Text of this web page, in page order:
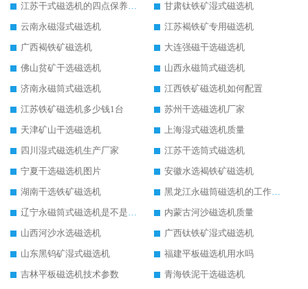
江苏干式磁选机的四点保养秘籍
甘肃钛铁矿湿式磁选机
云南永磁湿式磁选机
江苏褐铁矿专用磁选机
广西褐铁矿磁选机
大连强磁干选磁选机
佛山贫矿干选磁选机
山西永磁筒式磁选机
济南永磁筒式磁选机
江西铁矿磁选机如何配置
江苏铁矿磁选机多少钱1台
苏州干选磁选机厂家
天津矿山干选磁选机
上海湿式磁选机质量
四川湿式磁选机生产厂家
江苏干选筒式磁选机
宁夏干选磁选机图片
安徽水选褐铁矿磁选机
湖南干选铁矿磁选机
黑龙江永磁筒磁选机的工作原理
辽宁永磁筒式磁选机是不是强磁
内蒙古河沙磁选机质量
山西河沙水选磁选机
广西钛铁矿湿式磁选机
山东黑钨矿湿式磁选机
福建平板磁选机用水吗
吉林平板磁选机技术参数
青海铁泥干选磁选机